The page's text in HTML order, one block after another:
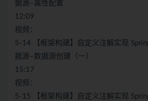
据源–属性配置
12:09
视频：
5-14 【框架构建】自定义注解实现
据源–数据源创建（一）
15:17
视频：
5-15 【框架构建】自定义注解实现